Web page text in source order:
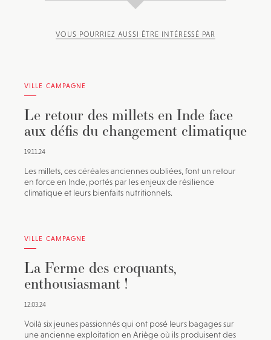
VOUS POURRIEZ AUSSI ÊTRE INTÉRESSÉ PAR
VILLE CAMPAGNE
Le retour des millets en Inde face
aux défis du changement climatique
19.11.24
Les millets, ces céréales anciennes oubliées, font un retour
en force en Inde, portés par les enjeux de résilience
climatique et leurs bienfaits nutritionnels.
VILLE CAMPAGNE
La Ferme des croquants,
enthousiasmant !
12.03.24
Voilà six jeunes passionnés qui ont posé leurs bagages sur
une ancienne exploitation en Ariège où ils produisent des